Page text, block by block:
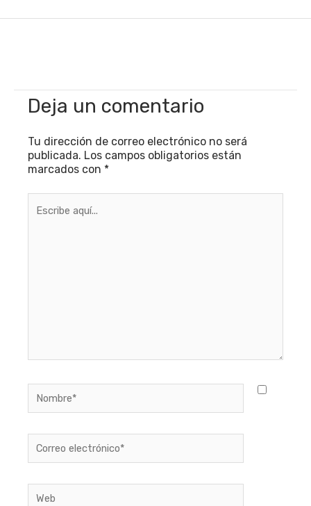
Deja un comentario
Tu dirección de correo electrónico no será
publicada. Los campos obligatorios están
marcados con *
aquí...
electrónico*